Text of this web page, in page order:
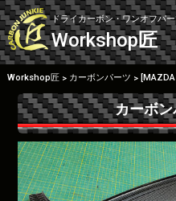
Skip
to
content
ドライカーボン・ワンオフパ
Workshop匠
Workshop匠> カーボンパーツ >
カーボ